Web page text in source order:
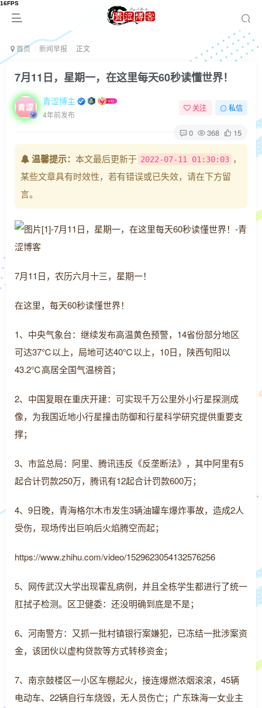
首页 新闻早报 正文
7月11日，星期一，在这里每天60秒读懂世界！
青涩博主
4年前发布
关注 私信
0 368 15
温馨提示： 本文最后更新于 2022-07-11 01:30:03 ，
某些文章具有时效性，若有错误或已失效，请在下方留
言。
7月11日，农历六月十三，星期一！
在这里，每天60秒读懂世界！
1、中央气象台：继续发布高温黄色预警，14省份部分地区
可达37℃以上，局地可达40℃以上，10日，陕西旬阳以
43.2℃高居全国气温榜首；
2、中国复眼在重庆开建：可实现千万公里外小行星探测成
像，为我国近地小行星撞击防御和行星科学研究提供重要支
撑；
3、市监总局：阿里、腾讯违反《反垄断法》，其中阿里有5
起合计罚款250万，腾讯有12起合计罚款600万；
4、9日晚，青海格尔木市发生3辆油罐车爆炸事故，造成2人
受伤，现场传出巨响后火焰腾空而起；
https://www.zhihu.com/video/1529623054132576256
5、网传武汉大学出现霍乱病例，并且全栋学生都进行了统一
肛拭子检测。区卫健委：还没明确到底是不是；
6、河南警方：又抓一批村镇银行案嫌犯，已冻结一批涉案资
金，该团伙以虚构贷款等方式转移资金；
7、南京鼓楼区一小区车棚起火，接连爆燃浓烟滚滚，45辆
电动车、22辆自行车烧毁，无人员伤亡；广东珠海一女业主